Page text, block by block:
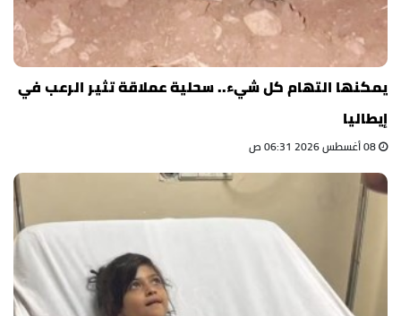
يمكنها التهام كل شيء.. سحلية عملاقة تثير الرعب في
إيطاليا